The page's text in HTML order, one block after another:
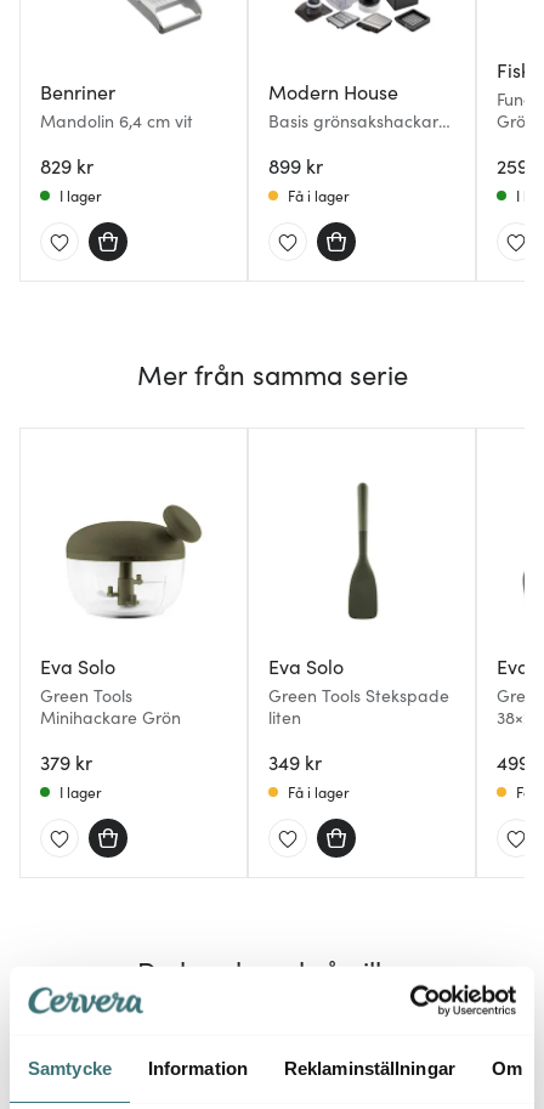
Samtycke Information Reklaminställningar Om
Benriner
Mandolin 6,4 cm vit
829 kr
I lager
Modern House
Basis grönsakshackare
899 kr
Få i lager
259
I
Mer från samma serie
Eva Solo
Green Tools
Minihackare Grön
379 kr
I lager
Eva Solo
Green Tools Stekspade
liten
349 kr
Få i lager
Eva
499
Få
Du kanske också gillar
25%